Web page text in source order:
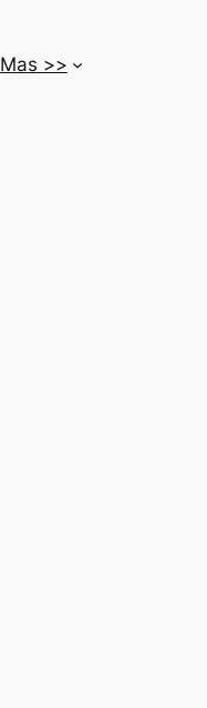
Mas >>